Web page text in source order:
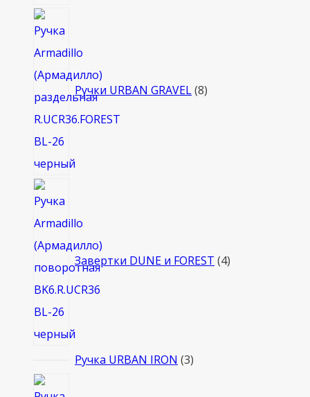
Ручки URBAN GRAVEL 8
Завертки DUNE и FOREST 4
Ручка URBAN IRON 33